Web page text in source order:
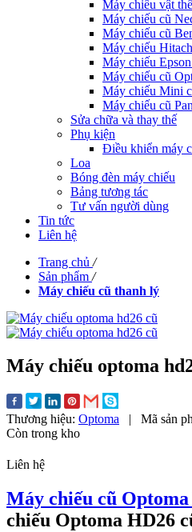
Máy chiếu vật
Máy chiếu cũ
Máy chiếu cũ
Máy chiếu
Máy chiếu
Máy chiếu cũ
Máy chiếu Mini
Máy chiếu cũ
Sửa chữa và thay thế
Phụ kiện
Điều khiển máy
Loa
Bóng đèn máy chiếu
Bảng tương tác
Tư vấn người dùng
Tin tức
Liên hệ
Trang chủ /
Sản phẩm /
Máy chiếu cũ thanh lý
Máy chiếu optoma
Thương hiệu: Optoma | Mã sản
Còn trong kho
Liên hệ
Máy chiếu cũ
chiếu Optoma HD26